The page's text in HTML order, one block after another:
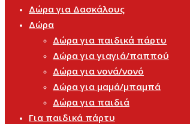
Δώρα για Δασκάλους
Δώρα
Δώρα για παιδικά πάρτυ
Δώρα για γιαγιά/παππού
Δώρα για νονά/νονό
Δώρα για μαμά/μπαμπά
Δώρα για παιδιά
Για παιδικά πάρτυ